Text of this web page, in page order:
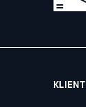
KLIENT